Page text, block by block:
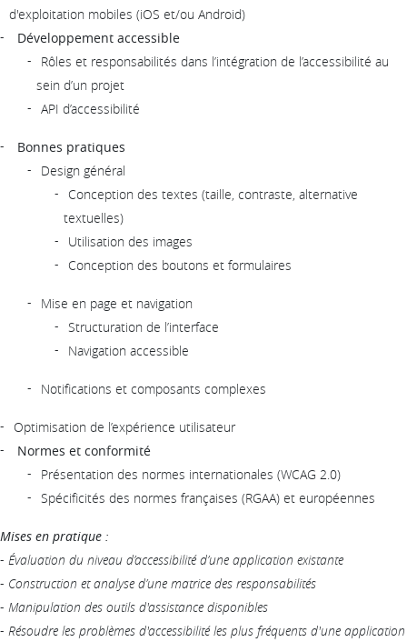
d'exploitation mobiles (iOS et/ou Android)
Développement accessible
Rôles et responsabilités dans l’intégration de l’accessibilité au
sein d’un projet
API d’accessibilité
Bonnes pratiques
Design général
Conception des textes (taille, contraste, alternative
textuelles)
Utilisation des images
Conception des boutons et formulaires
Mise en page et navigation
Structuration de l’interface
Navigation accessible
Notifications et composants complexes
Optimisation de l’expérience utilisateur
Normes et conformité
Présentation des normes internationales (WCAG 2.0)
Spécificités des normes françaises (RGAA) et européennes
Mises en pratique :
- Évaluation du niveau d’accessibilité d’une application existante
- Construction et analyse d’une matrice des responsabilités
- Manipulation des outils d'assistance disponibles
- Résoudre les problèmes d'accessibilité les plus fréquents d'une application